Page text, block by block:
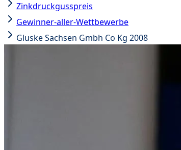
Zinkdruckgusspreis
Gewinner-aller-Wettbewerbe
Gluske Sachsen Gmbh Co Kg 2008